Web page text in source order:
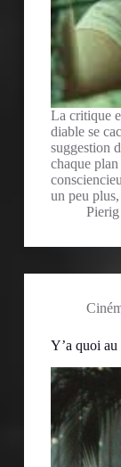
La critique
diable se
suggestion
chaque
un peu
Y’a quoi